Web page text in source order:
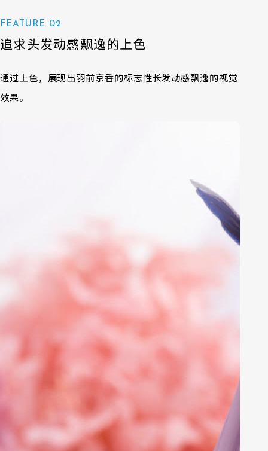
FEATURE 02
追求头发动感飘逸的上色
通过上色，展现出羽前京香的标志性长发动感飘逸的视觉
效果。